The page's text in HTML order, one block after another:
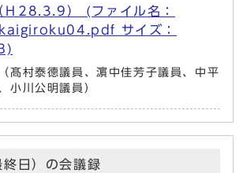
Ｈ28.3.9） (ファイル名：
サイズ：
髙村泰德議員、濵中佳芳子議員、中平
小川公明議員）
終日）の会議録